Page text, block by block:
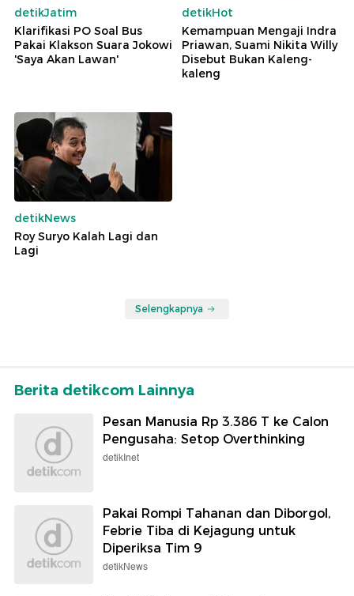
detikJatim
Klarifikasi PO Soal Bus
Pakai Klakson Suara Jokowi
'Saya Akan Lawan'
detikHot
Kemampuan Mengaji Indra
Priawan, Suami Nikita Willy
Disebut Bukan Kaleng-
kaleng
detikNews
Roy Suryo Kalah Lagi dan
Lagi
Selengkapnya
Berita detikcom Lainnya
Pesan Manusia Rp 3.386 T ke Calon
Pengusaha: Setop Overthinking
detikInet
Pakai Rompi Tahanan dan Diborgol,
Febrie Tiba di Kejagung untuk
Diperiksa Tim 9
detikNews